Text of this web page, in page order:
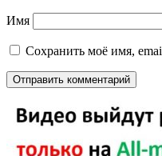
Имя
Сохранить моё имя,